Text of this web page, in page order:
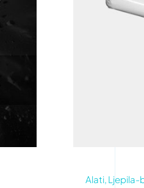
Alati,